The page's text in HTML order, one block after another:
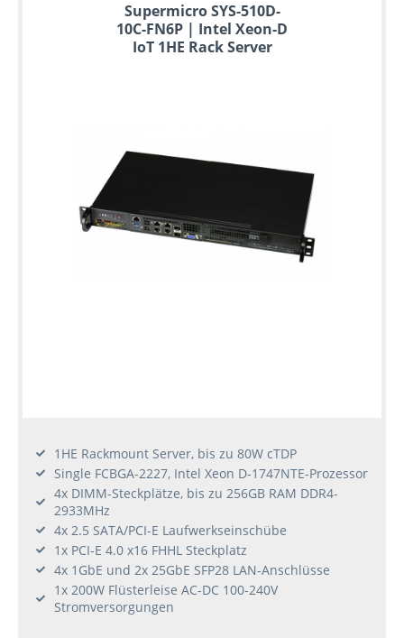
Supermicro SYS-510D-
10C-FN6P | Intel Xeon-D
IoT 1HE Rack Server
1HE Rackmount Server, bis zu 80W cTDP
Single FCBGA-2227, Intel Xeon D-1747NTE-Prozessor
4x DIMM-Steckplätze, bis zu 256GB RAM DDR4-
2933MHz
4x 2.5 SATA/PCI-E Laufwerkseinschübe
1x PCI-E 4.0 x16 FHHL Steckplatz
4x 1GbE und 2x 25GbE SFP28 LAN-Anschlüsse
1x 200W Flüsterleise AC-DC 100-240V
Stromversorgungen